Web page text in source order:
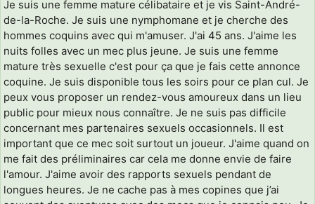
Je suis une femme mature célibataire et je vis Saint-André-
de-la-Roche. Je suis une nymphomane et je cherche des
hommes coquins avec qui m'amuser. J'ai 45 ans. J'aime les
nuits folles avec un mec plus jeune. Je suis une femme
mature très sexuelle c'est pour ça que je fais cette annonce
coquine. Je suis disponible tous les soirs pour ce plan cul. Je
peux vous proposer un rendez-vous amoureux dans un lieu
public pour mieux nous connaître. Je ne suis pas difficile
concernant mes partenaires sexuels occasionnels. Il est
important que ce mec soit surtout un joueur. J'aime quand on
me fait des préliminaires car cela me donne envie de faire
l'amour. J'aime avoir des rapports sexuels pendant de
longues heures. Je ne cache pas à mes copines que j’ai